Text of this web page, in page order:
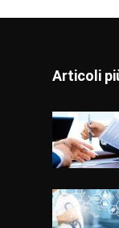
Articoli